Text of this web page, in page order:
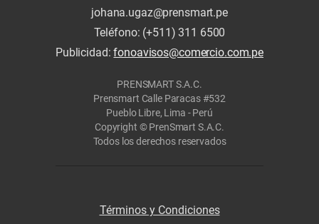
johana.ugaz@prensmart.pe
Teléfono: (+511) 311 6500
Publicidad:fonoavisos@comercio.com.pe
PRENSMART S.A.C.
Prensmart Calle Paracas #532
Pueblo Libre, Lima - Perú
Copyright © PrenSmart S.A.C.
Todos los derechos reservados
Términos y Condiciones